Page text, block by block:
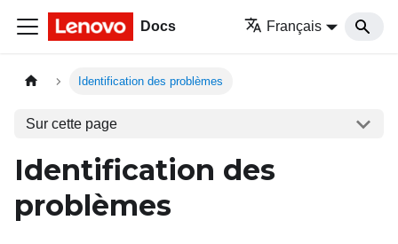
Docs Français
Identification des problèmes
Sur cette page
Identification des
problèmes